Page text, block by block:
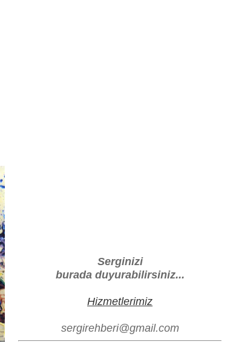
Serginizi
burada duyurabilirsiniz...
Hizmetlerimiz
sergirehberi@gmail.com